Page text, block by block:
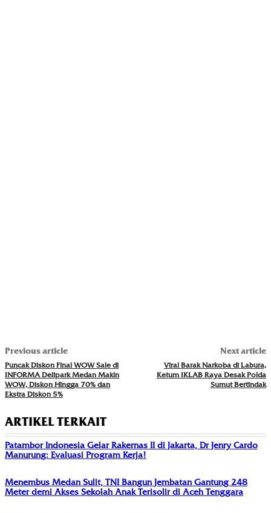
Previous article
Puncak Diskon Final WOW Sale di
INFORMA Delipark Medan Makin
WOW, Diskon Hingga 70% dan
Ekstra Diskon 5%
Next article
Viral Barak Narkoba di Labura,
Ketum IKLAB Raya Desak Polda
Sumut Bertindak
ARTIKEL TERKAIT
Patambor Indonesia Gelar Rakernas II di Jakarta, Dr Jenry Cardo
Manurung: Evaluasi Program Kerja!
Menembus Medan Sulit, TNI Bangun Jembatan Gantung 248
Meter demi Akses Sekolah Anak Terisolir di Aceh Tenggara